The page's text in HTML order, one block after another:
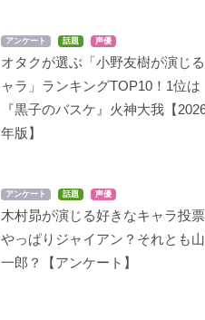
アンケート 話題 声優
オタクが選ぶ「小野友樹が演じ
ャラ」ランキングTOP10！1位は
『黒子のバスケ』火神大我【
年版】
アンケート 話題 声優
木村昴が演じる好きなキャラ投票
やっぱりジャイアン？それとも山
一郎？【アンケート】